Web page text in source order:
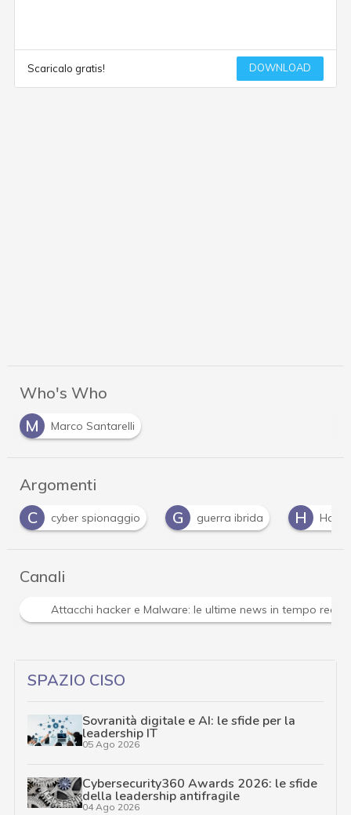
Scaricalo gratis! DOWNLOAD
Who's Who
M
Marco Santarelli
Argomenti
C
cyber spionaggio G guerra ibrida H
Canali
Attacchi hacker e Malware: le ultime news in tempo
SPAZIO CISO
Sovranità digitale e AI: le sfide per la
leadership IT
05 Ago 2026
Cybersecurity360 Awards 2026: le sfide
della leadership antifragile
04 Ago 2026